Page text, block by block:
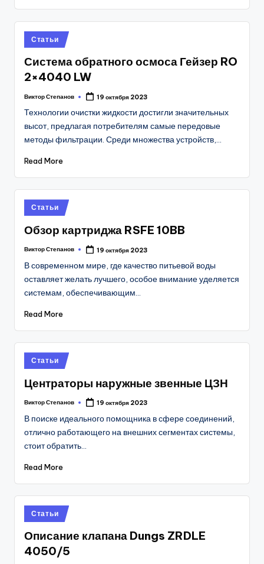
Posted
in
Статьи
Система обратного осмоса Гейзер RO
2×4040 LW
Posted
Виктор Степанов 19 октября 2023
Технологии очистки жидкости достигли значительных
высот, предлагая потребителям самые передовые
методы фильтрации. Среди множества устройств,…
Read More
Posted
in
Статьи
Обзор картриджа RSFE 10BB
Posted
Виктор Степанов 19 октября 2023
В современном мире, где качество питьевой воды
оставляет желать лучшего, особое внимание уделяется
системам, обеспечивающим…
Read More
Posted
in
Статьи
Центраторы наружные звенные ЦЗН
Posted
Виктор Степанов 19 октября 2023
В поиске идеального помощника в сфере соединений,
отлично работающего на внешних сегментах системы,
стоит обратить…
Read More
Posted
in
Статьи
Описание клапана Dungs ZRDLE
4050/5